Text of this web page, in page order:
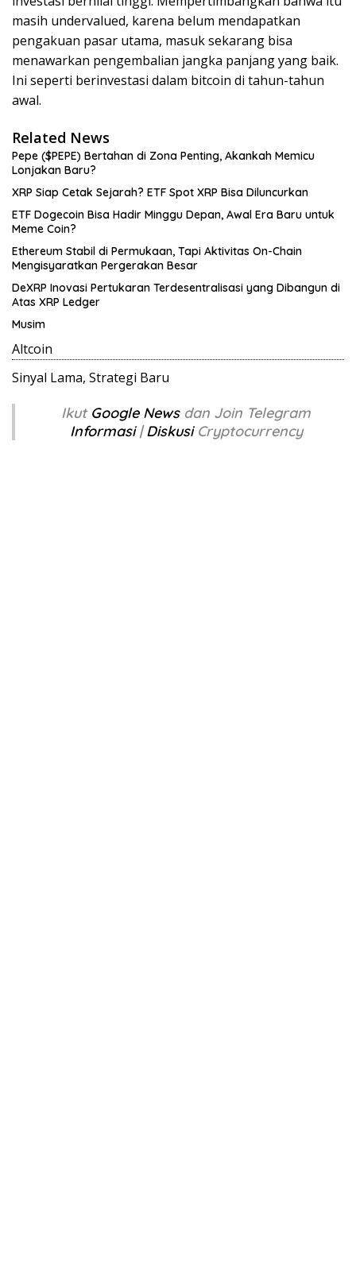
masih undervalued, karena belum mendapatkan
pengakuan pasar utama, masuk sekarang bisa
menawarkan pengembalian jangka panjang yang baik.
Ini seperti berinvestasi dalam bitcoin di tahun-tahun
awal.
Related News
Pepe ($PEPE) Bertahan di Zona Penting, Akankah Memicu
Lonjakan Baru?
XRP Siap Cetak Sejarah? ETF Spot XRP Bisa Diluncurkan
ETF Dogecoin Bisa Hadir Minggu Depan, Awal Era Baru untuk
Meme Coin?
Ethereum Stabil di Permukaan, Tapi Aktivitas On-Chain
Mengisyaratkan Pergerakan Besar
DeXRP Inovasi Pertukaran Terdesentralisasi yang Dibangun di
Atas XRP Ledger
Musim
Altcoin
Sinyal Lama, Strategi Baru
Ikut Google News dan Join Telegram
Informasi|DiskusiCryptocurrency